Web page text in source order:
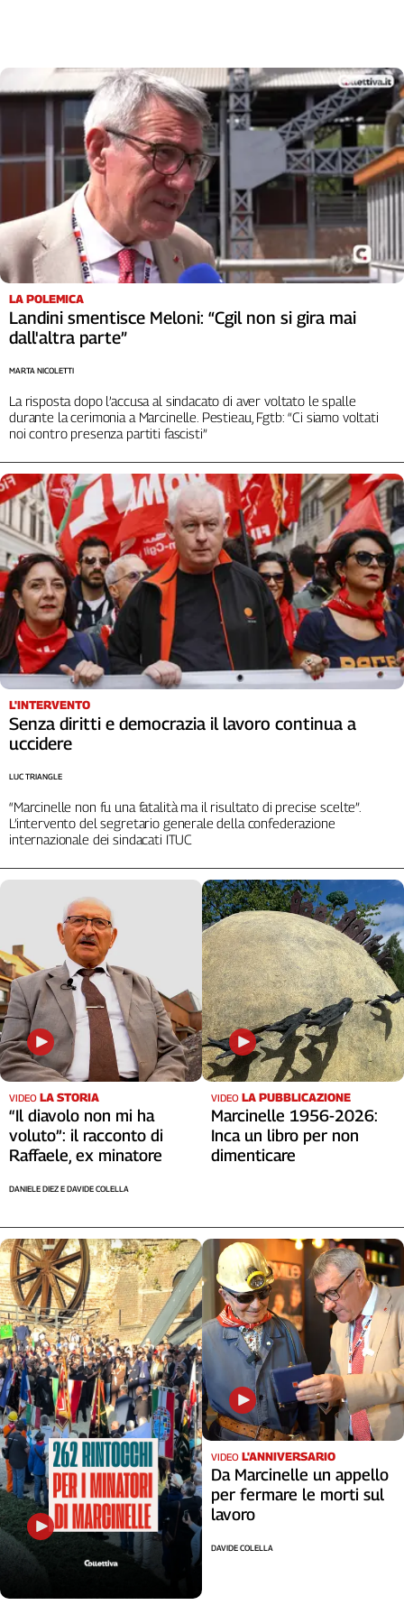
Piemonte
Puglia
Umbria
Valle
D'Aosta
Veneto
Archivio
Storico
2014
Cerca
Contatti
La
redazione
Newsletter
Social
LA POLEMICA
Landini smentisce Meloni: “Cgil non si gira mai
dall'altra parte”
La risposta dopo l’accusa al sindacato di aver voltato le spalle
durante la cerimonia a Marcinelle. Pestieau, Fgtb: “Ci siamo voltati
noi contro presenza partiti fascisti”
MARTA NICOLETTI
L'INTERVENTO
Senza diritti e democrazia il lavoro continua a
uccidere
“Marcinelle non fu una fatalità ma il risultato di precise scelte”.
L’intervento del segretario generale della confederazione
internazionale dei sindacati ITUC
LUC TRIANGLE
VIDEO LA STORIA
“Il diavolo non mi ha
voluto”: il racconto di
Raffaele, ex minatore
DANIELE DIEZ E DAVIDE COLELLA
VIDEO LA PUBBLICAZIONE
Marcinelle 1956-2026:
Inca un libro per non
dimenticare
VIDEO L'ANNIVERSARIO
Da Marcinelle un appello
per fermare le morti sul
lavoro
DAVIDE COLELLA